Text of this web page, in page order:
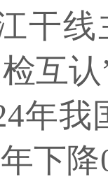
干
互
年我
下